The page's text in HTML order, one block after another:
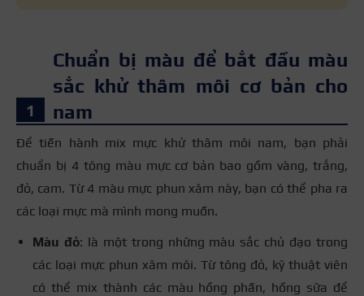
Chuẩn bị màu để bắt đầu màu
sắc khử thâm môi cơ bản cho
nam
Để tiến hành mix mực khử thâm môi nam, bạn phải
chuẩn bị 4 tông màu mực cơ bản bao gồm vàng, trắng,
đỏ, cam. Từ 4 màu mực phun xăm này, bạn có thể pha ra
các loại mực mà mình mong muốn.
Màu đỏ: là một trong những màu sắc chủ đạo trong
các loại mực phun xăm môi. Từ tông đỏ, kỹ thuật viên
có thể mix thành các màu hồng phấn, hồng sữa để